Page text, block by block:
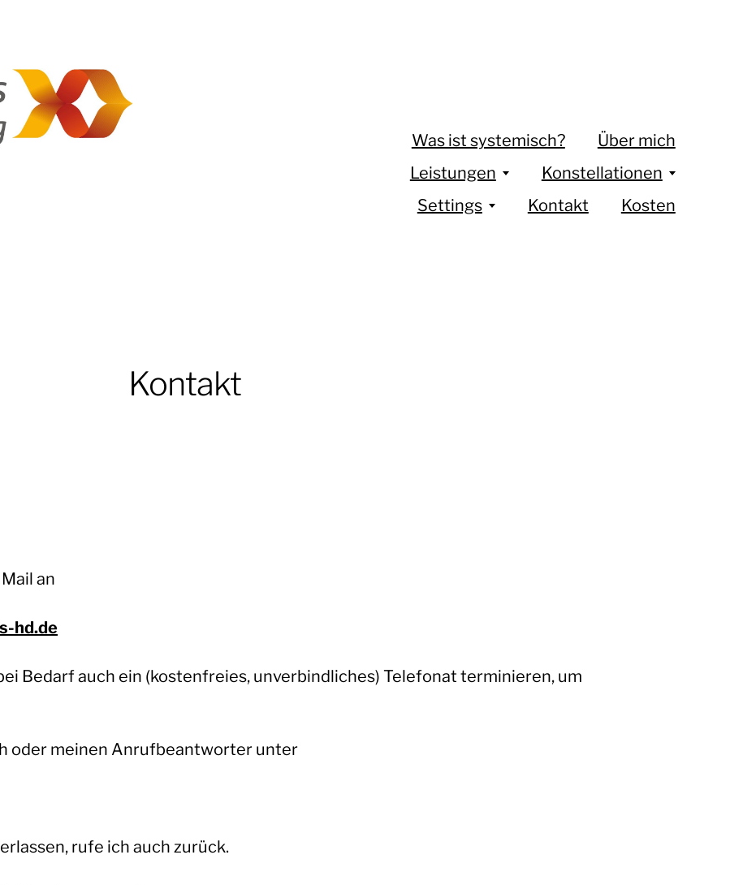
Was ist systemisch?
Über mich
Leistungen
Konstellationen
Settings
Kontakt Kosten
Kontakt
an
hd.de
Bedarf auch ein (kostenfreies, unverbindliches) Telefonat terminieren, um
oder meinen Anrufbeantworter unter
rufe ich auch zurück.